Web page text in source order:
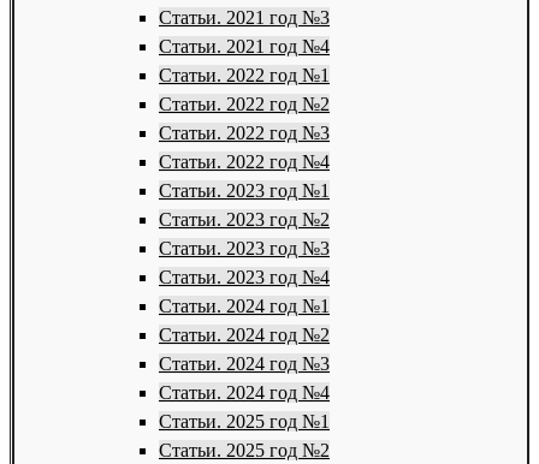
Статьи. 2021 год №3
Статьи. 2021 год №4
Статьи. 2022 год №1
Статьи. 2022 год №2
Статьи. 2022 год №3
Статьи. 2022 год №4
Статьи. 2023 год №1
Статьи. 2023 год №2
Статьи. 2023 год №3
Статьи. 2023 год №4
Статьи. 2024 год №1
Статьи. 2024 год №2
Статьи. 2024 год №3
Статьи. 2024 год №4
Статьи. 2025 год №1
Статьи. 2025 год №2